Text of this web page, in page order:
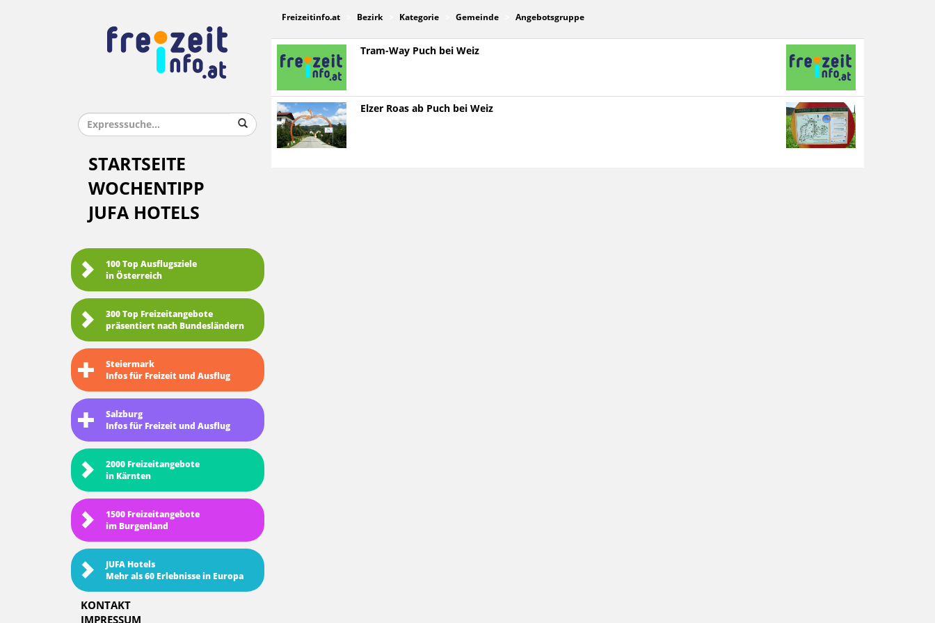
STARTSEITE
WOCHENTIPP
JUFA HOTELS
100 Top Ausflugsziele
in Österreich
300 Top Freizeitangebote
präsentiert nach Bundesländern
Steiermark
Infos für Freizeit und Ausflug
Salzburg
Infos für Freizeit und Ausflug
2000 Freizeitangebote
in Kärnten
1500 Freizeitangebote
im Burgenland
JUFA Hotels
Mehr als 60 Erlebnisse in Europa
KONTAKT
IMPRESSUM
Freizeitinfo.at Bezirk Kategorie Gemeinde Angebotsgruppe
Tram-Way Puch bei Weiz
Elzer Roas ab Puch bei Weiz